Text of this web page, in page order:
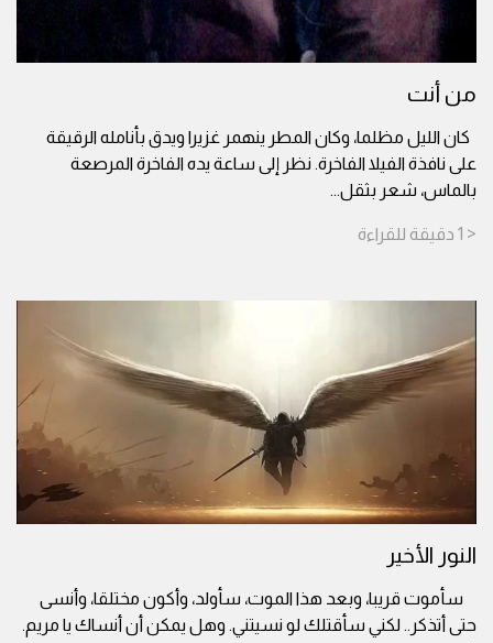
من أنت
كان الليل مظلما، وكان المطر ينهمر غزيرا ويدق بأنامله الرقيقة
على نافذة الفيلا الفاخرة. نظر إلى ساعة يده الفاخرة المرصعة
بالماس، شعر بثقل...
< 1 دقيقة للقراءة
النور الأخير
سأموت قريبا، وبعد هذا الموت، سأولد، وأكون مختلقا، وأنسى
حتى أتذكر.. لكني سأقتلك لو نسيتني. وهل يمكن أن أنساك يا مريم.